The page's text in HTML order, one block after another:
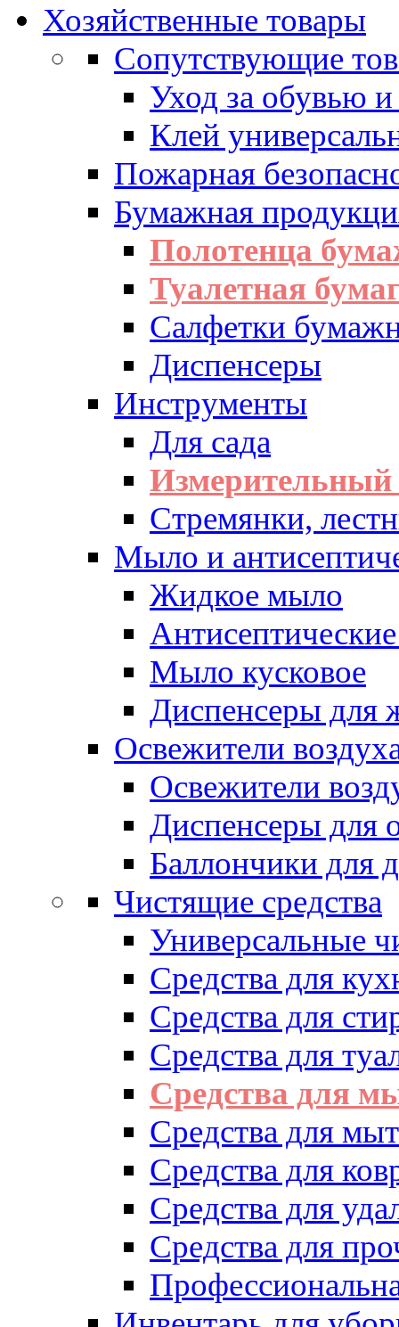
Хозяйственные товары
Сопутствующие
Уход за обувью
Клей
Пожарная
Бумажная
Полотенца
Туалетная
Салфетки
Диспенсеры
Инструменты
Для сада
Измерительный
Стремянки,
Мыло и
Жидкое мыло
Мыло кусковое
Диспенсеры для
Освежители
Освежители
Диспенсеры для
Баллончики для
Чистящие средства
Универсальные
Средства для
Средства для
Средства для
Средства для
Средства для
Средства для
Средства для
Средства для